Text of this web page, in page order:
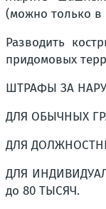
(можно только в
Разводить
придомовых
ШТРАФЫ ЗА
ДЛЯ ОБЫЧНЫХ
ДЛЯ
ДЛЯ
до 80 ТЫСЯЧ.